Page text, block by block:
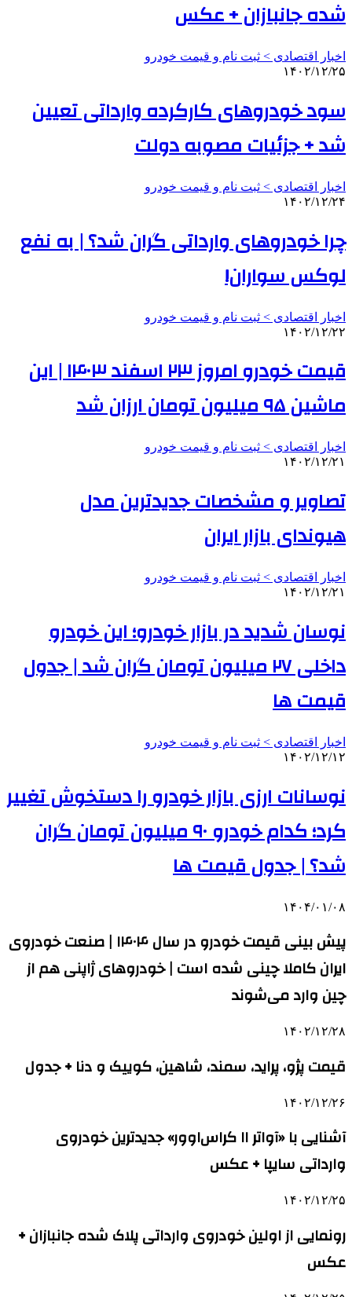
شده جانبازان + عکس
اخبار اقتصادی > ثبت نام و قیمت خودرو
۱۴۰۲/۱۲/۲۵
سود خودروهای کارکرده وارداتی تعیین
شد + جزئیات مصوبه دولت
اخبار اقتصادی > ثبت نام و قیمت خودرو
۱۴۰۲/۱۲/۲۴
چرا خودروهای وارداتی گران شد؟ | به نفع
لوکس سواران!
اخبار اقتصادی > ثبت نام و قیمت خودرو
۱۴۰۲/۱۲/۲۲
قیمت خودرو امروز ۲۳ اسفند ۱۴۰۳ | این
ماشین ۹۵ میلیون تومان ارزان شد
اخبار اقتصادی > ثبت نام و قیمت خودرو
۱۴۰۲/۱۲/۲۱
تصاویر و مشخصات جدیدترین مدل
هیوندای بازار ایران
اخبار اقتصادی > ثبت نام و قیمت خودرو
۱۴۰۲/۱۲/۲۱
نوسان شدید در بازار خودرو؛ این خودرو
داخلی ۲۷ میلیون تومان گران شد | جدول
قیمت ها
اخبار اقتصادی > ثبت نام و قیمت خودرو
۱۴۰۲/۱۲/۱۲
نوسانات ارزی بازار خودرو را دستخوش تغییر
کرد؛ کدام خودرو ۹۰ میلیون تومان گران
شد؟ | جدول قیمت ها
۱۴۰۴/۰۱/۰۸
پیش بینی قیمت خودرو در سال ۱۴۰۴ | صنعت خودروی
ایران کاملا چینی شده است | خودروهای ژاپنی هم از
چین وارد می‌شوند
۱۴۰۲/۱۲/۲۸
قیمت پژو، پراید، سمند، شاهین، کوییک و دنا + جدول
۱۴۰۲/۱۲/۲۶
آشنایی با «آواتر ۱۱ کراس‌اوور» جدیدترین خودروی
وارداتی سایپا + عکس
۱۴۰۲/۱۲/۲۵
رونمایی از اولین خودروی وارداتی پلاک شده جانبازان +
عکس